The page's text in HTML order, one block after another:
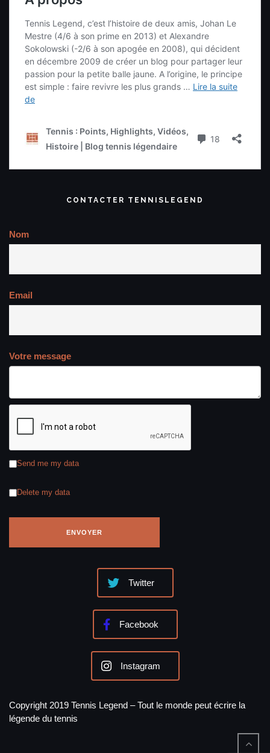
CONTACTER TENNISLEGEND
Nom
Email
Votre message
Send me my data
Delete my data
Twitter
Facebook
Instagram
Copyright 2019 Tennis Legend – Tout le monde peut écrire la
légende du tennis